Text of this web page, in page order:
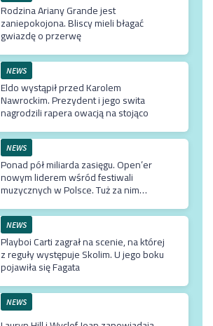
Rodzina Ariany Grande jest
zaniepokojona. Bliscy mieli błagać
gwiazdę o przerwę
NEWS
Eldo wystąpił przed Karolem
Nawrockim. Prezydent i jego swita
nagrodzili rapera owacją na stojąco
NEWS
Ponad pół miliarda zasięgu. Open’er
nowym liderem wśród festiwali
muzycznych w Polsce. Tuż za nim
NEWS
Playboi Carti zagrał na scenie, na której
z reguły występuje Skolim. U jego boku
pojawiła się Fagata
NEWS